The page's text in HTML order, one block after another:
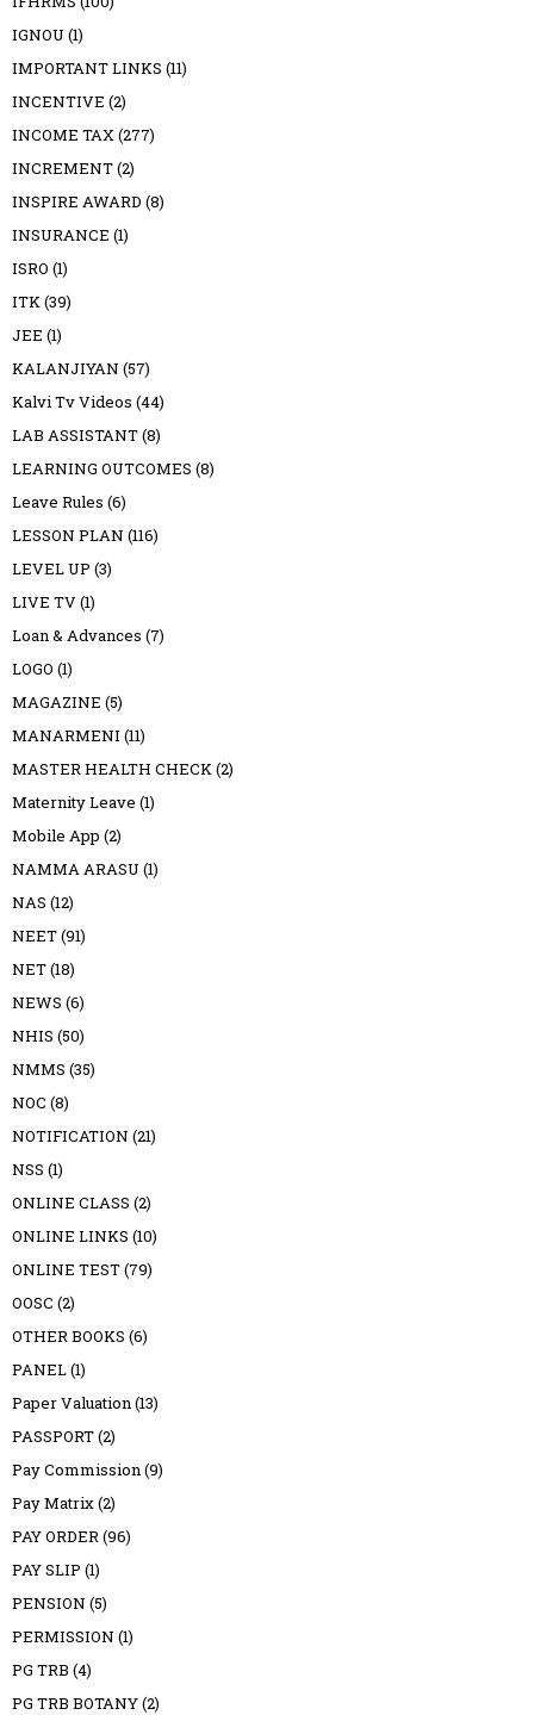
IGNOU (1)
IMPORTANT LINKS (11)
INCENTIVE (2)
INCOME TAX(277)
INCREMENT(2)
INSPIRE AWARD (8)
INSURANCE (1)
ISRO (1)
ITK(39)
JEE (1)
KALANJIYAN (57)
Kalvi Tv Videos (44)
LAB ASSISTANT(8)
LEARNING OUTCOMES (8)
Leave Rules (6)
LESSON PLAN (116)
LEVEL UP (3)
LIVE TV(1)
Loan & Advances (7)
LOGO (1)
MAGAZINE (5)
MANARMENI (11)
MASTER HEALTH CHECK(2)
Maternity Leave (1)
Mobile App (2)
NAMMA ARASU (1)
NAS (12)
NEET(91)
NET(18)
NEWS (6)
NHIS (50)
NMMS (35)
NOC (8)
NOTIFICATION (21)
NSS (1)
ONLINE CLASS (2)
ONLINE LINKS (10)
ONLINE TEST(79)
OOSC (2)
OTHER BOOKS (6)
PANEL(1)
Paper Valuation(13)
PASSPORT(2)
Pay Commission(9)
Pay Matrix(2)
PAY ORDER(96)
PAY SLIP (1)
PENSION (5)
PERMISSION (1)
PG TRB (4)
PG TRB BOTANY(2)